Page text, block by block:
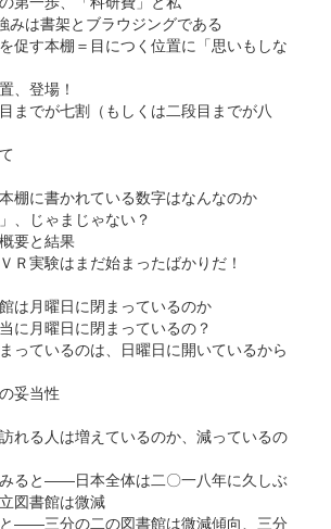
は書架とブラウジングである
す本棚＝目につく位置に「思いもしな
登場！
でが七割（もしくは二段目までが八
棚に書かれている数字はなんなのか
じゃまじゃない？
要と結果
実験はまだ始まったばかりだ！
は月曜日に閉まっているのか
月曜日に閉まっているの？
ているのは、日曜日に開いているから
妥当性
れる人は増えているのか、減っているの
ると――日本全体は二〇一八年に久しぶ
図書館は微減
――三分の二の図書館は微減傾向、三分